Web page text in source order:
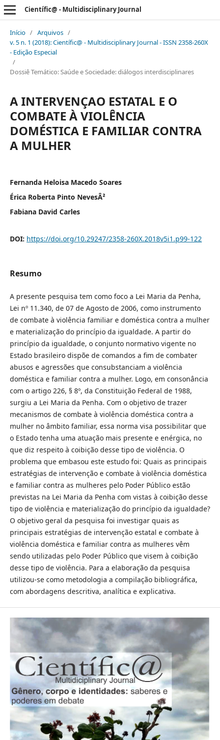
Científic@ - Multidisciplinary Journal
Início / Arquivos /
v. 5 n. 1 (2018): Científic@ - Multidisciplinary Journal - ISSN 2358-260X
- Edição Especial
/
Dossiê Temático: Saúde e Sociedade: diálogos interdisciplinares
A INTERVENÇAO ESTATAL E O
COMBATE À VIOLÊNCIA
DOMÉSTICA E FAMILIAR CONTRA
A MULHER
Fernanda Heloisa Macedo Soares
Érica Roberta Pinto NevesÂ²
Fabiana David Carles
DOI: https://doi.org/10.29247/2358-260X.2018v5i1.p99-122
Resumo
A presente pesquisa tem como foco a Lei Maria da Penha,
Lei nº 11.340, de 07 de Agosto de 2006, como instrumento
de combate à violência familiar e doméstica contra a mulher
e materialização do princípio da igualdade. A partir do
princípio da igualdade, o conjunto normativo vigente no
Estado brasileiro dispõe de comandos a fim de combater
abusos e agressões que consubstanciam a violência
doméstica e familiar contra a mulher. Logo, em consonância
com o artigo 226, § 8º, da Constituição Federal de 1988,
surgiu a Lei Maria da Penha. Com o objetivo de trazer
mecanismos de combate à violência doméstica contra a
mulher no âmbito familiar, essa norma visa possibilitar que
o Estado tenha uma atuação mais presente e enérgica, no
que diz respeito à coibição desse tipo de violência. O
problema que embasou este estudo foi: Quais as principais
estratégias de intervenção e combate à violência doméstica
e familiar contra as mulheres pelo Poder Público estão
previstas na Lei Maria da Penha com vistas à coibição desse
tipo de violência e materialização do princípio da igualdade?
O objetivo geral da pesquisa foi investigar quais as
principais estratégias de intervenção estatal e combate à
violência doméstica e familiar contra as mulheres vêm
sendo utilizadas pelo Poder Público que visem à coibição
desse tipo de violência. Para a elaboração da pesquisa
utilizou-se como metodologia a compilação bibliográfica,
com abordagens descritiva, analítica e explicativa.